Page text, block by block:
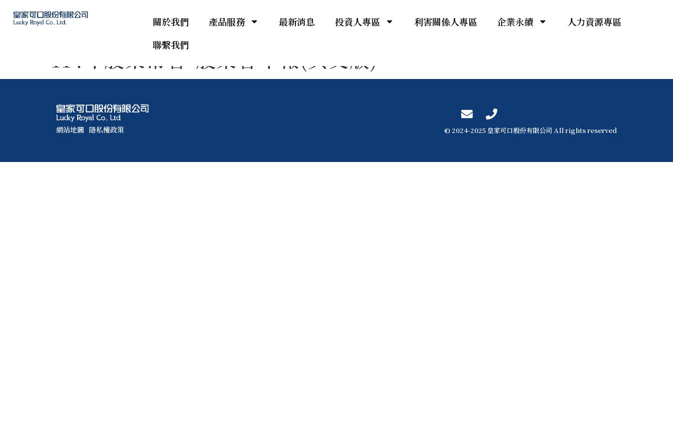
關於我們 產品服務 最新消息 投資人專區 利害關係人專區 企業永續
人力資源專區
聯繫我們
114年股東常會-股東會年報(英文版)
網站地圖 隱私權政策 © 2024-2025 皇家可口股份有限公司 All rights reserved